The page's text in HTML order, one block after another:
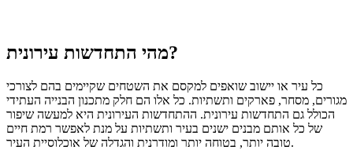
מהי התחדשות עירונית?
כל עיר או יישוב שואפים למקסם את השטחים שקיימים בהם לצורכי
מגורים, מסחר, פארקים ותשתיות. כל אלו הם חלק מתכנון הבנייה העתידי
הכולל גם התחדשות עירונית. ההתחדשות העירונית היא למעשה שיפור
של כל אותם מבנים ישנים בעיר ותשתיות על מנת לאפשר רמת חיים
טובה יותר, בטוחה יותר ומודרנית והגדלה של אוכלוסיית העיר.